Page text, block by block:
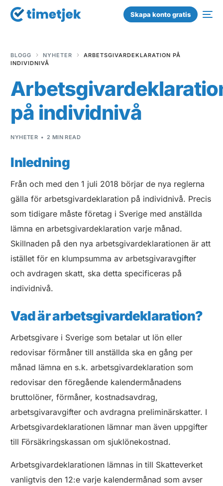
Skapa konto gratis
BLOGG NYHETER
ARBETSGIVARDEKLARATION PÅ
INDIVIDNIVÅ
på individnivå
NYHETER 2 MIN READ
Inledning
Från och med den 1 juli 2018 börjar de nya reglerna
gälla för arbetsgivardeklaration på individnivå. Precis
som tidigare måste företag i Sverige med anställda
lämna en arbetsgivardeklaration varje månad.
Skillnaden på den nya arbetsgivardeklarationen är att
istället för en klumpsumma av arbetsgivaravgifter
och avdragen skatt, ska detta specificeras på
individnivå.
Vad är arbetsgivardeklaration?
Arbetsgivare i Sverige som betalar ut lön eller
redovisar förmåner till anställda ska en gång per
månad lämna en s.k. arbetsgivardeklaration som
redovisar den föregående kalendermånadens
bruttolöner, förmåner, kostnadsavdrag,
arbetsgivaravgifter och avdragna preliminärskatter. I
Arbetsgivardeklarationen lämnar man även uppgifter
till Försäkringskassan om sjuklönekostnad.
Arbetsgivardeklarationen lämnas in till Skatteverket
vanligtvis den 12:e varje kalendermånad som avser